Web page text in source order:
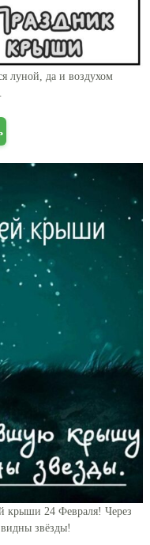
луной, да и воздухом
крыши 24 Февраля! Через
звёзды!